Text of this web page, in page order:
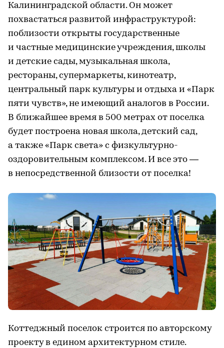
Калининградской области. Он может
похвастаться развитой инфраструктурой:
поблизости открыты государственные
и частные медицинские учреждения, школы
и детские сады, музыкальная школа,
рестораны, супермаркеты, кинотеатр,
центральный парк культуры и отдыха и «Парк
пяти чувств», не имеющий аналогов в России.
В ближайшее время в 500 метрах от поселка
будет построена новая школа, детский сад,
а также «Парк света» с физкультурно-
оздоровительным комплексом. И все это —
в непосредственной близости от поселка!
Коттеджный поселок строится по авторскому
проекту в едином архитектурном стиле.